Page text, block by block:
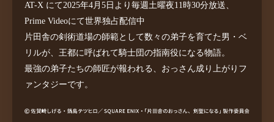
AT-X にて2025年4月5日より毎週土曜夜11時30分放送、
Prime Videoにて世界独占配信中
片田舎の剣術道場の師範として数々の弟子を育てた男・ベ
リルが、 王都に呼ばれて騎士団の指南役になる物語。
最強の弟子たちの師匠が報われる、おっさん成り上がりフ
ァンタジーです。